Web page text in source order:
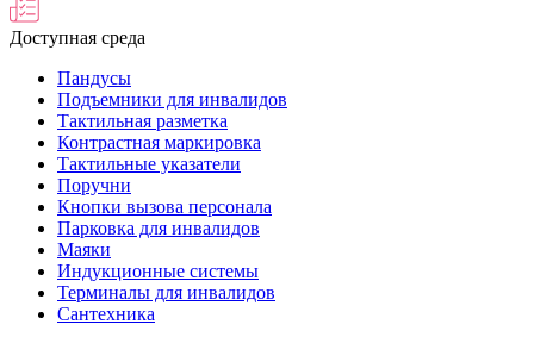
Доступная среда
Пандусы
Подъемники для инвалидов
Тактильная разметка
Контрастная маркировка
Тактильные указатели
Поручни
Кнопки вызова персонала
Парковка для инвалидов
Маяки
Индукционные системы
Терминалы для инвалидов
Сантехника